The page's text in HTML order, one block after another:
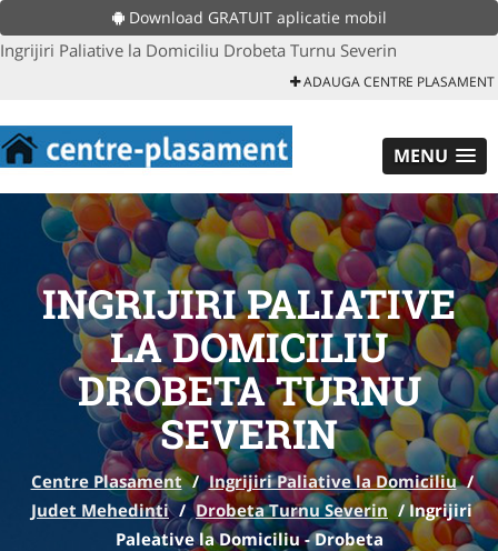
Download GRATUIT aplicatie mobil
Ingrijiri Paliative la Domiciliu Drobeta Turnu Severin
ADAUGA CENTRE PLASAMENT
MENU
INGRIJIRI PALIATIVE
LA DOMICILIU
DROBETA TURNU
SEVERIN
Centre Plasament / Ingrijiri Paliative la Domiciliu /
Judet Mehedinti / Drobeta Turnu Severin /Ingrijiri
Paleative la Domiciliu - Drobeta